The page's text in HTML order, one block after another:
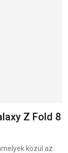
Z Fold 8
közül az